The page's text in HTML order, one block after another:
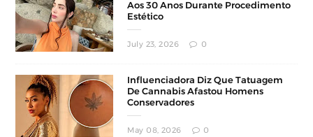
Aos 30 Anos Durante Procedimento
Estético
July 23, 2026 0
Influenciadora Diz Que Tatuagem
De Cannabis Afastou Homens
Conservadores
May 08, 2026 0